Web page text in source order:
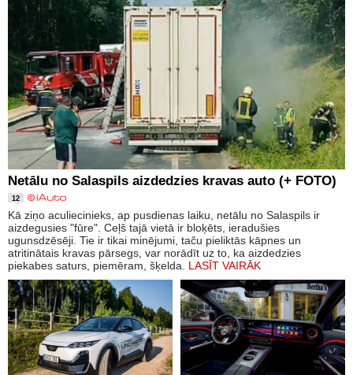
Netālu no Salaspils aizdedzies kravas auto (+ FOTO)
12
Kā ziņo aculiecinieks, ap pusdienas laiku, netālu no Salaspils ir
aizdegusies "fūre". Ceļš tajā vietā ir bloķēts, ieradušies
ugunsdzēsēji. Tie ir tikai minējumi, taču pieliktās kāpnes un
atritinātais kravas pārsegs, var norādīt uz to, ka aizdedzies
piekabes saturs, piemēram, šķelda. LASĪT VAIRĀK